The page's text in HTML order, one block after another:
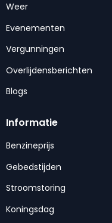
Weer
Evenementen
Vergunningen
Overlijdensberichten
Blogs
Informatie
Benzineprijs
Gebedstijden
Stroomstoring
Koningsdag